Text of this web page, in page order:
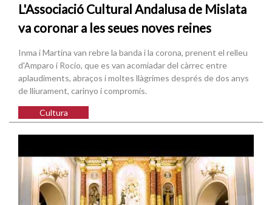
L'Associació Cultural Andalusa de Mislata
va coronar a les seues noves reines
Inma i Martina van rebre la banda i la corona, prenent el relleu
d'Amparo i Rocío, que es van acomiadar del càrrec entre
aplaudiments, abraços i moltes llàgrimes després de dos anys
de lliurament, carinyo i compromís.
Cultura